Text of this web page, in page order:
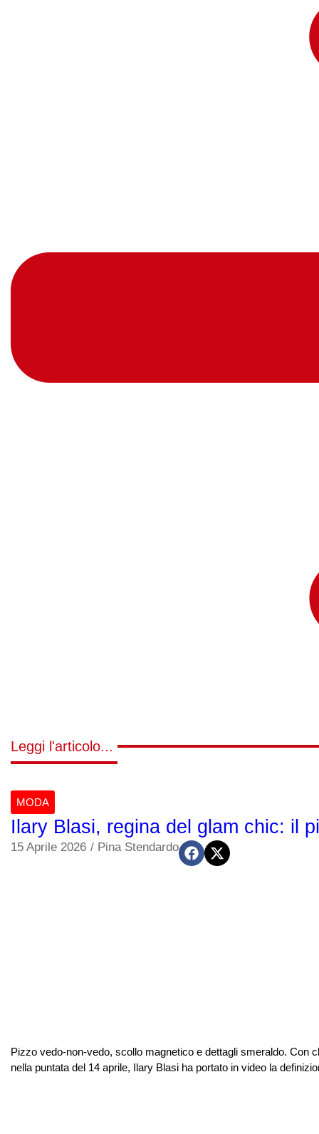
Leggi l'articolo...
MODA
Ilary Blasi, regina del glam chic: il
15 Aprile 2026 / Pina Stendardo
Pizzo vedo-non-vedo, scollo magnetico e dettagli smeraldo. Con
nella puntata del 14 aprile, Ilary Blasi ha portato in video la